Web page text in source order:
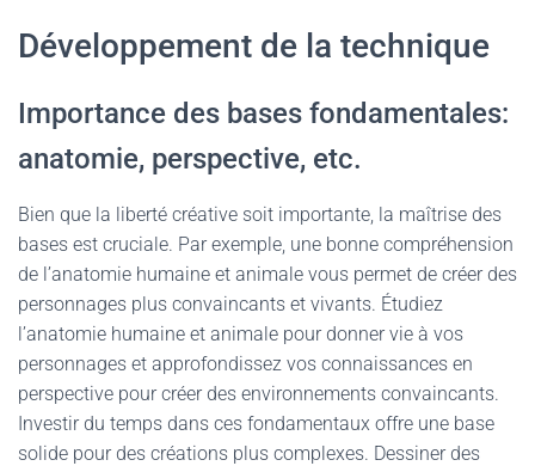
Développement de la technique
Importance des bases fondamentales:
anatomie, perspective, etc.
Bien que la liberté créative soit importante, la maîtrise des
bases est cruciale. Par exemple, une bonne compréhension
de l’anatomie humaine et animale vous permet de créer des
personnages plus convaincants et vivants. Étudiez
l’anatomie humaine et animale pour donner vie à vos
personnages et approfondissez vos connaissances en
perspective pour créer des environnements convaincants.
Investir du temps dans ces fondamentaux offre une base
solide pour des créations plus complexes. Dessiner des